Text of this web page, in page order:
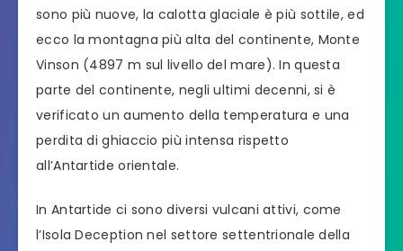
sono più nuove, la calotta glaciale è più sottile, ed
ecco la montagna più alta del continente, Monte
Vinson (4897 m sul livello del mare). In questa
parte del continente, negli ultimi decenni, si è
verificato un aumento della temperatura e una
perdita di ghiaccio più intensa rispetto
all’Antartide orientale.
In Antartide ci sono diversi vulcani attivi, come
l’Isola Deception nel settore settentrionale della